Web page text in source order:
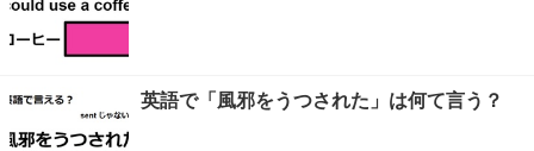
英語で「風邪をうつされた」は何て言う？